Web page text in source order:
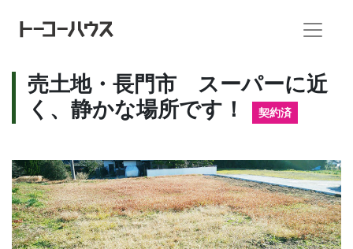
売土地・長門市 スーパーに近
く、静かな場所です！
契約済